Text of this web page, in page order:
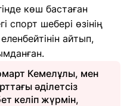
көш бастаған
спорт шебері өзінің
айтып,
Кемелұлы, мен
әділетсіз
келіп жүрмін,